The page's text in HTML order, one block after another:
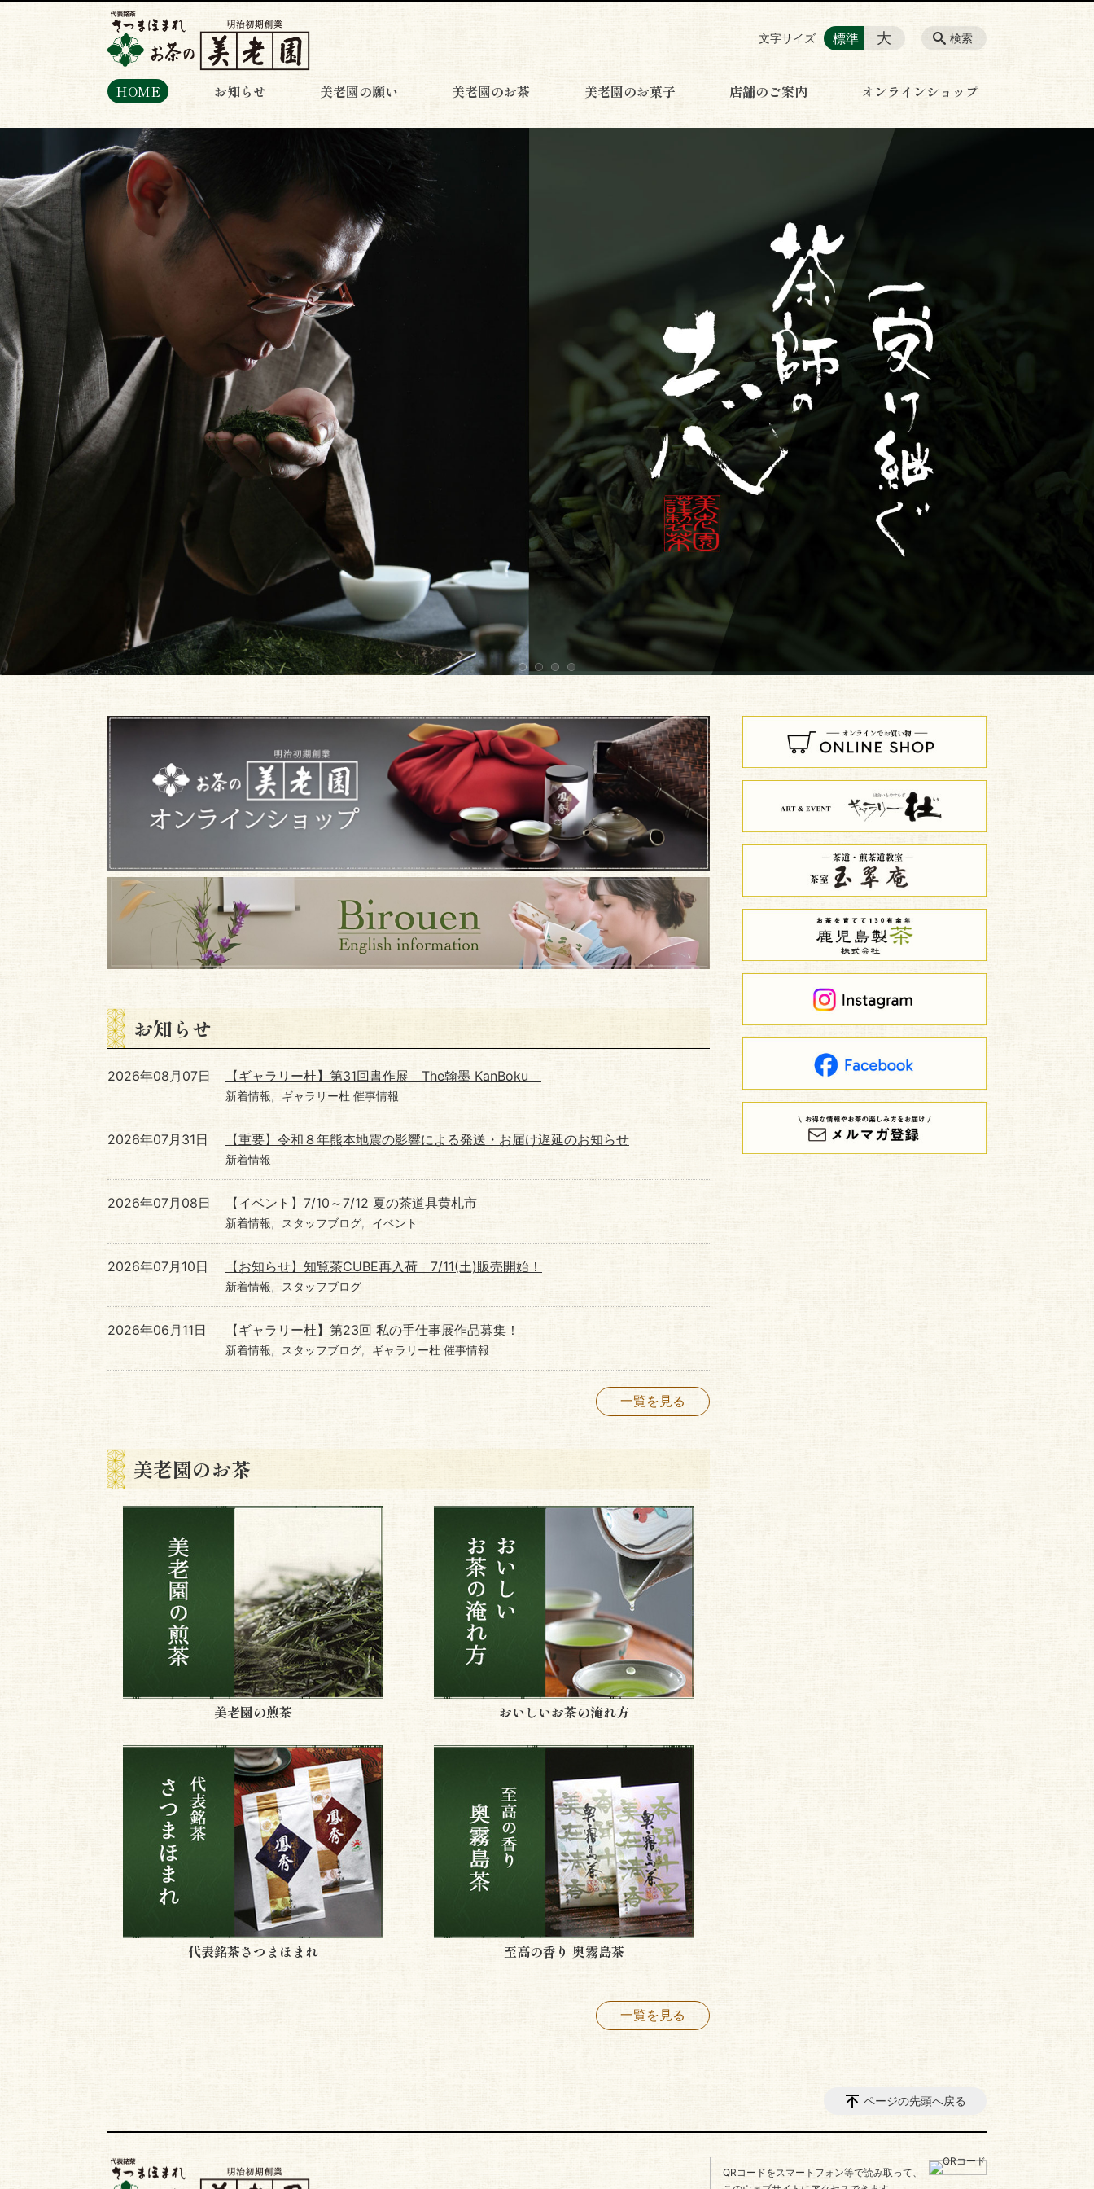
HOME お知らせ 美老園の願い 美老園のお茶 美老園のお菓子 店舗のご案内 オンラインショップ
検索
文字サイズ 標準 大
お知らせ
【ギャラリー杜】第31回書作展 The翰墨 KanBoku
2026年08月07日
新着情報 ギャラリー杜 催事情報
【重要】令和８年熊本地震の影響による発送・お届け遅延のお知らせ
2026年07月31日
新着情報
【イベント】7/10～7/12 夏の茶道具黄札市
2026年07月08日
新着情報 スタッフブログ イベント
【お知らせ】知覧茶CUBE再入荷 7/11(土)販売開始！
2026年07月10日
新着情報 スタッフブログ
【ギャラリー杜】第23回 私の手仕事展作品募集！
2026年06月11日
新着情報 スタッフブログ ギャラリー杜 催事情報
一覧を見る
美老園のお茶
美老園の煎茶 おいしいお茶の淹れ方
代表銘茶さつまほまれ 至高の香り 奥霧島茶
一覧を見る
ページの先頭へ戻る
QRコードをスマートフォン等で読み取って、